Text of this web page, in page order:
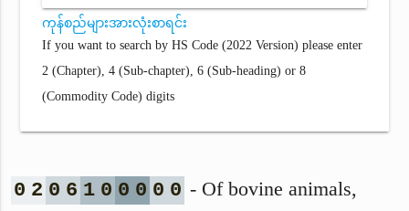
ကုန်စည်များအားလုံးစာရင်း
If you want to search by HS Code (2022 Version) please enter
2 (Chapter), 4 (Sub-chapter), 6 (Sub-heading) or 8
(Commodity Code) digits
0 2 0 6 1 0 0 0 0 0 - Of bovine animals,